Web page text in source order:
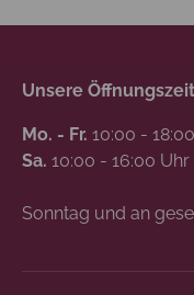
Unsere
Mo. - Fr. 10:00 -
Sa. 10:00 - 16:00 Uhr
Sonntag und an